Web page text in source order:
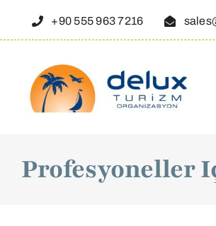
+90 555 963 7216
Profesyoneller